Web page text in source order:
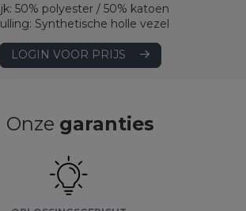
50% polyester / 50% katoen
Synthetische holle vezel
LOGIN VOOR PRIJS
Onze garanties